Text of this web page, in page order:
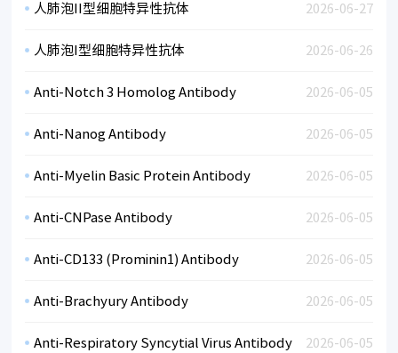
2026-06-27
人肺泡II型细胞特异性抗体
2026-06-26
人肺泡I型细胞特异性抗体
2026-06-05
Anti-Notch 3 Homolog Antibody
2026-06-05
Anti-Nanog Antibody
2026-06-05
Anti-Myelin Basic Protein Antibody
2026-06-05
Anti-CNPase Antibody
2026-06-05
Anti-CD133 (Prominin1) Antibody
2026-06-05
Anti-Brachyury Antibody
2026-06-05
Anti-Respiratory Syncytial Virus Antibody